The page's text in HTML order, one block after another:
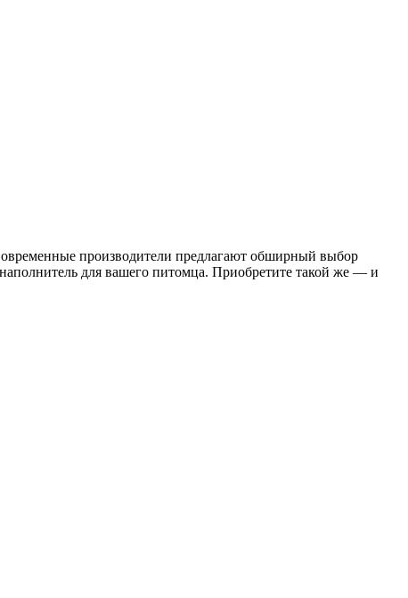
производители предлагают обширный выбор
для вашего питомца. Приобретите такой же — и